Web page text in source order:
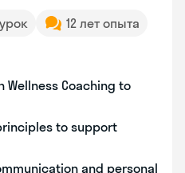
12 лет опыта
Wellness Coaching to
to support
and personal